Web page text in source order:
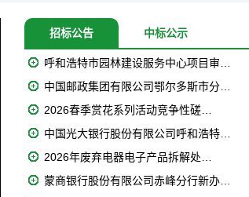
招标公告 中标公示
呼和浩特市园林建设服务中心项目审…
中国邮政集团有限公司鄂尔多斯市分…
2026春季赏花系列活动竞争性磋…
中国光大银行股份有限公司呼和浩特…
2026年废弃电器电子产品拆解处…
蒙商银行股份有限公司赤峰分行新办…